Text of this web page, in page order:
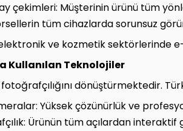
çekimleri: Müşterinin ürünü tüm
tüm cihazlarda sorunsuz
ve kozmetik sektörlerinde
Kullanılan Teknolojiler
dönüştürmektedir.
Yüksek çözünürlük ve
Ürünün tüm açılardan interaktif